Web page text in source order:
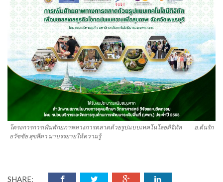
โครงการการเพิ่มศักยภาพทางการตลาดด้วยรูปแบบเทคโนโลยดิจิทัล อ.ต้นรัก
ธวัชชัย สุขสีดา มาบรรยายให้ความรู้
SHARE: